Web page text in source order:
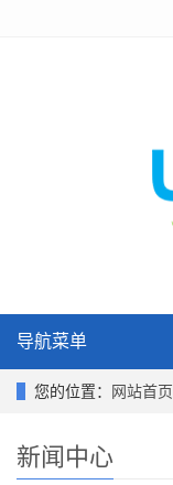
导航菜单
您的位置： 网站首页
新闻中心